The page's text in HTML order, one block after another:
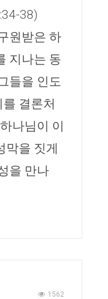
38)
원받은 하
지나는 동
들을 인도
결론처
나님이 이
막을 짓게
을 만나
1562